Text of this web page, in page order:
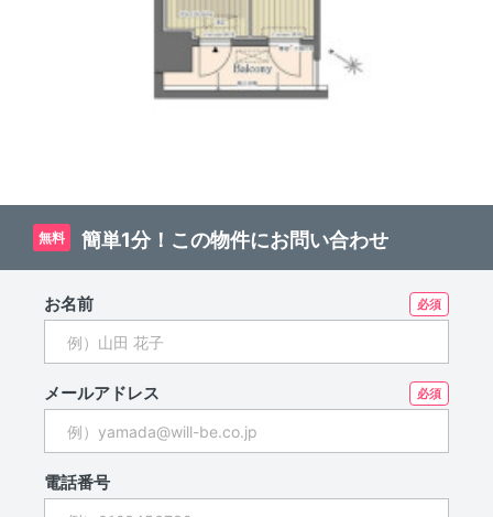
無料 簡単1分！この物件にお問い合わせ
お名前
メールアドレス
電話番号